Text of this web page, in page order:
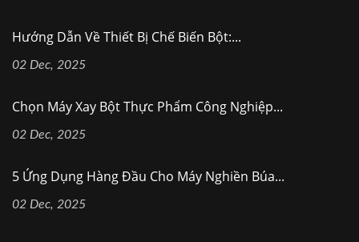
Hướng Dẫn Về Thiết Bị Chế Biến Bột:...
02 Dec, 2025
Chọn Máy Xay Bột Thực Phẩm Công Nghiệp...
02 Dec, 2025
5 Ứng Dụng Hàng Đầu Cho Máy Nghiền Búa...
02 Dec, 2025